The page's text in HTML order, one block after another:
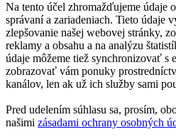
Na tento účel zhromažďujeme údaje
správaní a zariadeniach. Tieto údaje
zlepšovanie našej webovej stránky,
reklamy a obsahu a na analýzu
údaje môžeme tiež synchronizovať s
zobrazovať vám ponuky
kanálov, len ak už ich služby sami
Pred udelením súhlasu sa, prosím,
našimi zásadami ochrany osobných